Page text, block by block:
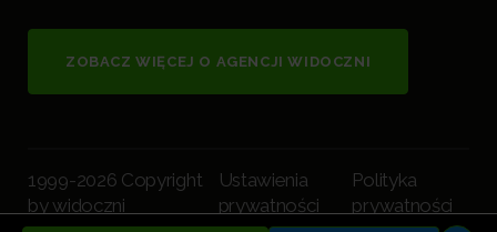
ZOBACZ WIĘCEJ O AGENCJI WIDOCZNI
1999-2026 Copyright
by widoczni
Ustawienia
prywatności
Polityka
prywatności